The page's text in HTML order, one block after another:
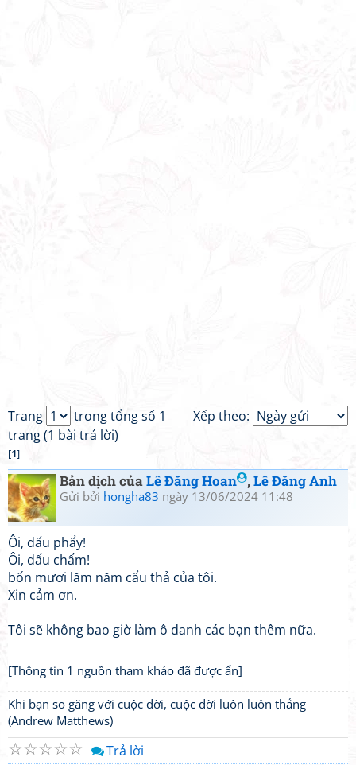
Xếp theo:
Trang
trong tổng số 1
trang (1 bài trả lời)
[1]
Bản dịch củaLê Đăng Hoan ,Lê Đăng Anh
Gửi bởi hongha83 ngày 13/06/2024 11:48
Ôi, dấu phẩy!
Ôi, dấu chấm!
bốn mươi lăm năm cẩu thả của tôi.
Xin cảm ơn.
Tôi sẽ không bao giờ làm ô danh các bạn thêm nữa.
[Thông tin 1 nguồn tham khảo đã được ẩn]
Khi bạn so găng với cuộc đời, cuộc đời luôn luôn thắng
(Andrew Matthews)
☆
☆
☆
☆
☆ Trả lời